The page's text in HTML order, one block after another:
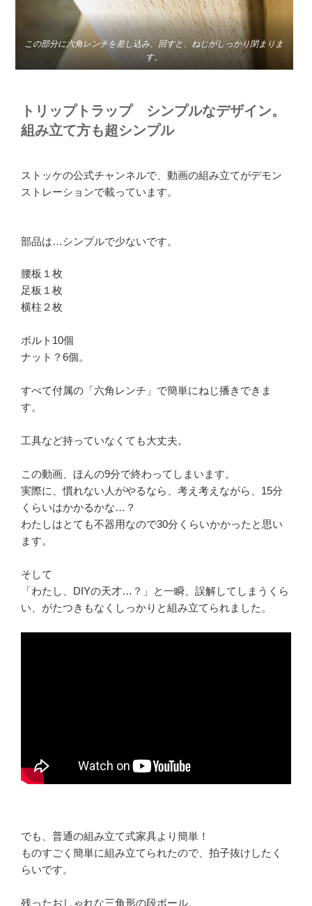
この部分に六角レンチを差し込み、回すと、ねじがしっかり閉まりま
す。
トリップトラップ シンプルなデザイン。
組み立て方も超シンプル
ストッケの公式チャンネルで、動画の組み立てがデモン
ストレーションで載っています。
部品は…シンプルで少ないです。
腰板１枚
足板１枚
横柱２枚
ボルト10個
ナット？6個。
すべて付属の「六角レンチ」で簡単にねじ播きできま
す。
工具など持っていなくても大丈夫。
この動画、ほんの9分で終わってしまいます。
実際に、慣れない人がやるなら、考え考えながら、15分
くらいはかかるかな…？
わたしはとても不器用なので30分くらいかかったと思い
ます。
そして
「わたし、DIYの天才…？」と一瞬、誤解してしまうくら
い、がたつきもなくしっかりと組み立てられました。
でも、普通の組み立て式家具より簡単！
ものすごく簡単に組み立てられたので、拍子抜けしたく
らいです。
残ったおしゃれな三角形の段ボール。